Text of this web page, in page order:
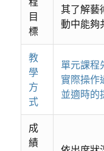
目
標
其了解藝
動中能夠
教
學
方
式
單元課程
實際操作
並適時的
成
績